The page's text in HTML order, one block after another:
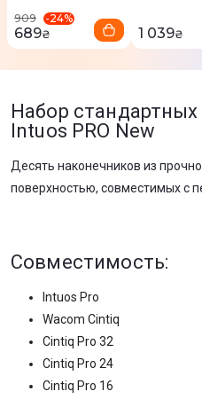
909 -24%
689₴ 1 039₴
Набор
Intuos PRO New
Десять наконечников из
поверхностью, совместимых с
Совместимость:
Intuos Pro
Wacom Cintiq
Cintiq Pro 32
Cintiq Pro 24
Cintiq Pro 16